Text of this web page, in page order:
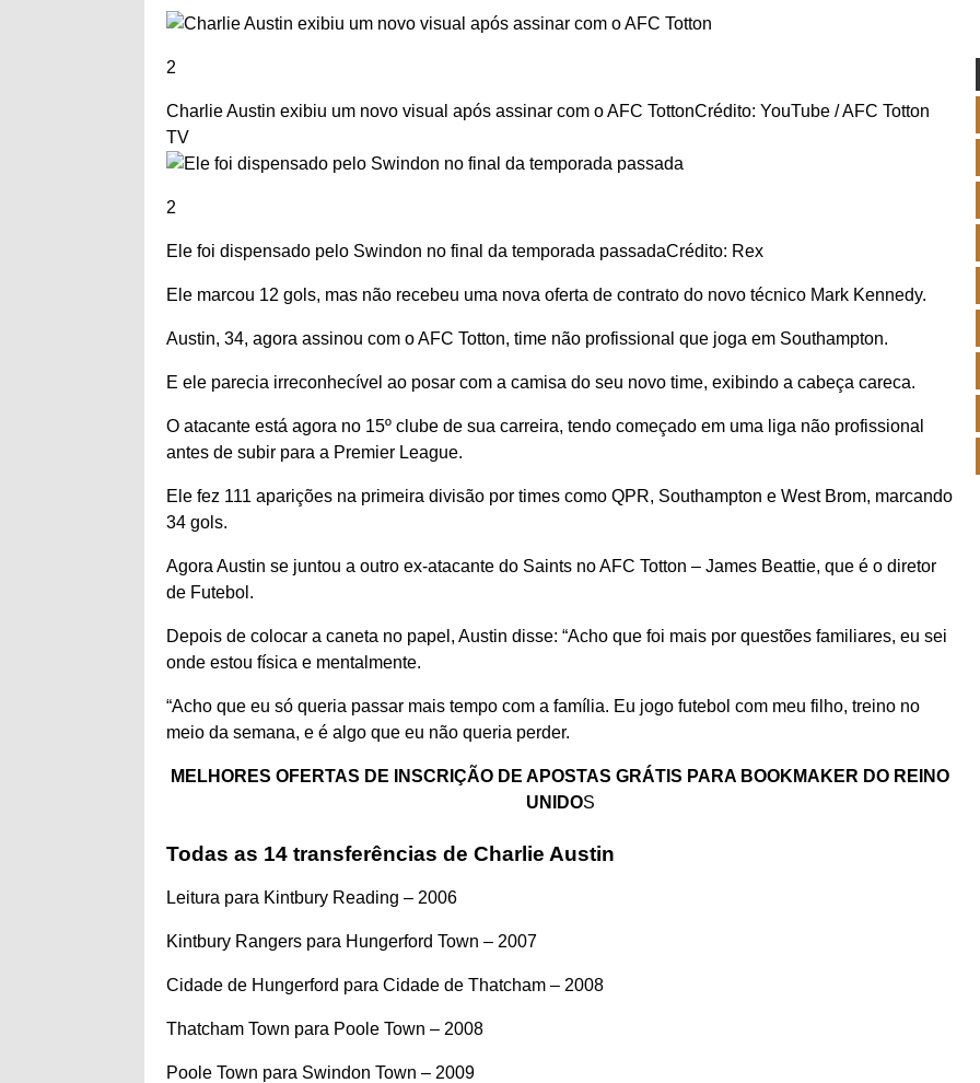
2
Charlie Austin exibiu um novo visual após assinar com o AFC TottonCrédito: YouTube / AFC Totton
TV
2
Ele foi dispensado pelo Swindon no final da temporada passadaCrédito: Rex
Ele marcou 12 gols, mas não recebeu uma nova oferta de contrato do novo técnico Mark Kennedy.
Austin, 34, agora assinou com o AFC Totton, time não profissional que joga em Southampton.
E ele parecia irreconhecível ao posar com a camisa do seu novo time, exibindo a cabeça careca.
O atacante está agora no 15º clube de sua carreira, tendo começado em uma liga não profissional
antes de subir para a Premier League.
Ele fez 111 aparições na primeira divisão por times como QPR, Southampton e West Brom, marcando
34 gols.
Agora Austin se juntou a outro ex-atacante do Saints no AFC Totton – James Beattie, que é o diretor
de Futebol .
Depois de colocar a caneta no papel, Austin disse: “Acho que foi mais por questões familiares, eu sei
onde estou física e mentalmente.
“Acho que eu só queria passar mais tempo com a família. Eu jogo futebol com meu filho, treino no
meio da semana, e é algo que eu não queria perder.
MELHORES OFERTAS DE INSCRIÇÃO DE APOSTAS GRÁTIS PARA BOOKMAKER DO REINO
UNIDOS
Todas as 14 transferências de Charlie Austin
Leitura para Kintbury Reading – 2006
Kintbury Rangers para Hungerford Town – 2007
Cidade de Hungerford para Cidade de Thatcham – 2008
Thatcham Town para Poole Town – 2008
Poole Town para Swindon Town – 2009